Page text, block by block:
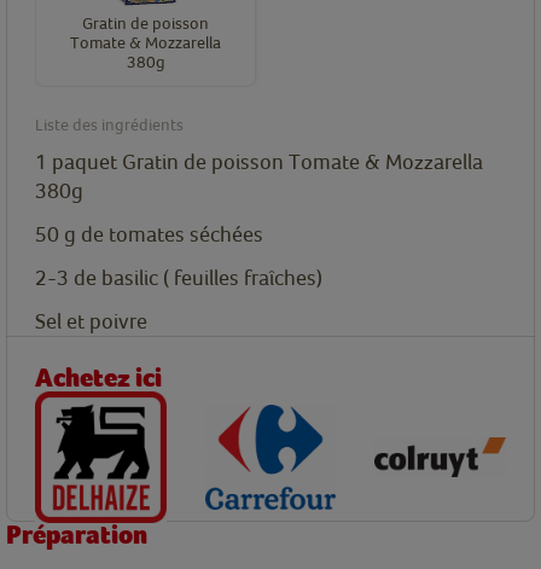
Gratin de poisson
Tomate & Mozzarella
380g
Liste des ingrédients
1 paquet Gratin de poisson Tomate & Mozzarella
380g
50 g de tomates séchées
2-3 de basilic ( feuilles fraîches)
Sel et poivre
Achetez ici
Préparation